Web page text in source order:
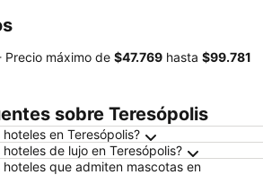
Precio máximo de ‎$47.769 hasta ‎$99.781
sobre Teresópolis
en Teresópolis?
de lujo en Teresópolis?
hoteles que admiten mascotas en